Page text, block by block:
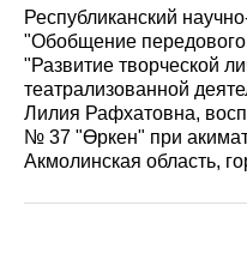
Республиканский
"Обобщение передового
"Развитие творческой
театрализованной
Лилия Рафхатовна,
№ 37 "Өркен" при
Акмолинская область,